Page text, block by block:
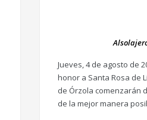
Jueves, 4 de agosto de
honor a Santa Rosa de
de Órzola comenzarán
de la mejor manera